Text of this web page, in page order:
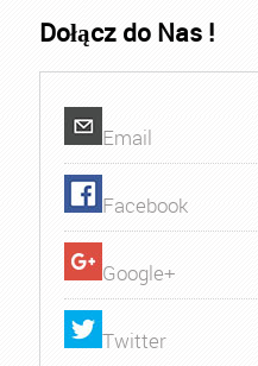
Dołącz do Nas !
Email
Facebook
Google+
Twitter